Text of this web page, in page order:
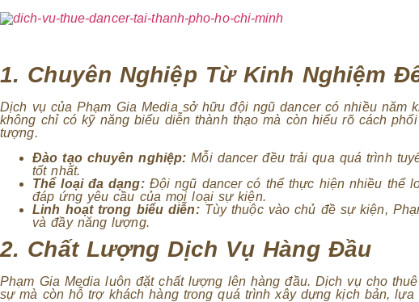
1. Chuyên Nghiệp Từ Kinh Nghiệm
Dịch vụ của Phạm Gia Media sở hữu đội ngũ dancer có nhiều năm
không chỉ có kỹ năng biểu diễn thành thạo mà còn hiểu rõ cách
tượng.
Đào tạo chuyên nghiệp: Mỗi dancer đều trải qua quá trình
tốt nhất.
Thể loại đa dạng:Đội ngũ dancer có thể thực hiện nhiều thể
đáp ứng yêu cầu của mọi loại sự kiện.
Linh hoạt trong biểu diễn:Tùy thuộc vào chủ đề sự kiện,
và đầy năng lượng.
2. Chất Lượng Dịch Vụ Hàng Đầu
Phạm Gia Media luôn đặt chất lượng lên hàng đầu. Dịch vụ cho
sự mà còn hỗ trợ khách hàng trong quá trình xây dựng kịch bản,